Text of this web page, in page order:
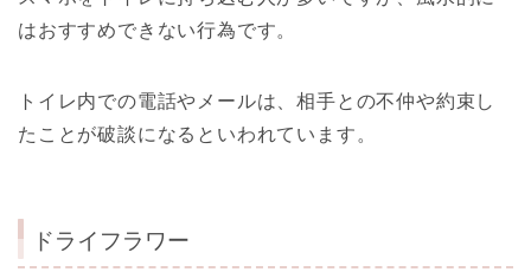
はおすすめできない行為です。
トイレ内での電話やメールは、相手との不仲や約束し
たことが破談になるといわれています。
ドライフラワー